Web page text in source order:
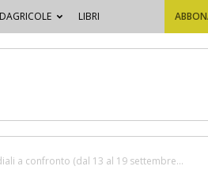
LIBRI
a confronto (dal 13 al 19 settembre...